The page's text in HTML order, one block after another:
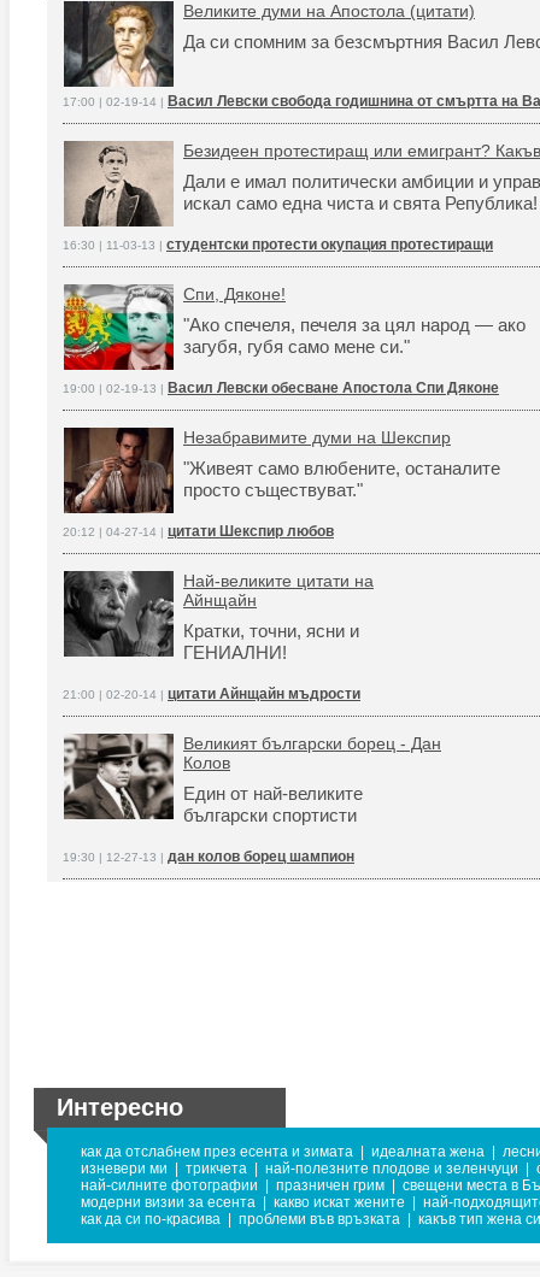
Великите думи на Апостола (цитати)
Да си спомним за безсмъртния Васил
17:00 | 02-19-14 | Васил Левски свобода годишнина от смъртта на
Безидеен протестиращ или емигрант?
Дали е имал политически амбиции и
искал само една чиста и свята Република!
16:30 | 11-03-13 | студентски протести окупация протестиращи
Спи, Дяконе!
"Ако спечеля, печеля за цял народ — ако
загубя, губя само мене си."
19:00 | 02-19-13 | Васил Левски обесване Апостола Спи Дяконе
Незабравимите думи на Шекспир
"Живеят само влюбените, останалите
просто съществуват."
20:12 | 04-27-14 | цитати Шекспир любов
Най-великите цитати на
Айнщайн
Кратки, точни, ясни и
ГЕНИАЛНИ!
21:00 | 02-20-14 | цитати Айнщайн мъдрости
Великият български борец - Дан
Колов
Един от най-великите
български спортисти
19:30 | 12-27-13 | дан колов борец шампион
Интересно
как да отслабнем през есента и зимата идеалната жена
изневери ми
трикчета най-полезните плодове и зеленчуци
най-силните фотографии
празничен грим
свещени места в
модерни визии за есента
какво искат жените
най-
как да си по-красива
проблеми във връзката какъв тип жена си